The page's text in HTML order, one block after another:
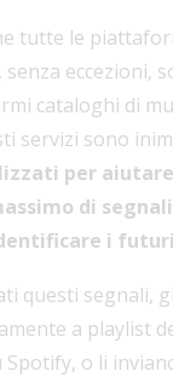
tutte le
eccezioni,
cataloghi di
servizi sono
per
di
i futuri
questi segnali,
a playlist
Spotify, o li